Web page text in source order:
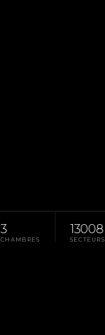
3
CHAMBRES
13008
SECTEURS